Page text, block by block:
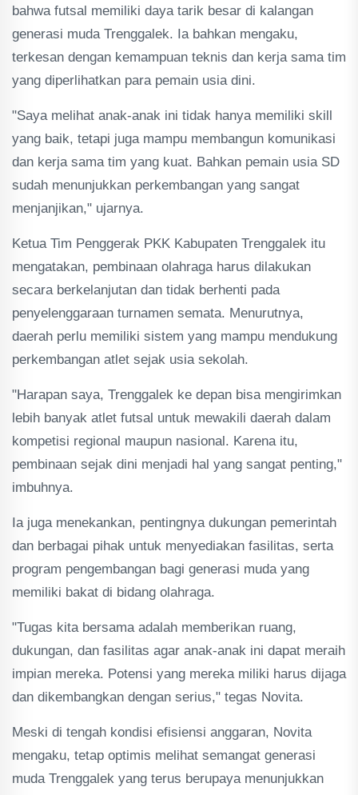
bahwa futsal memiliki daya tarik besar di kalangan
generasi muda Trenggalek. Ia bahkan mengaku,
terkesan dengan kemampuan teknis dan kerja sama tim
yang diperlihatkan para pemain usia dini.
"Saya melihat anak-anak ini tidak hanya memiliki skill
yang baik, tetapi juga mampu membangun komunikasi
dan kerja sama tim yang kuat. Bahkan pemain usia SD
sudah menunjukkan perkembangan yang sangat
menjanjikan," ujarnya.
Ketua Tim Penggerak PKK Kabupaten Trenggalek itu
mengatakan, pembinaan olahraga harus dilakukan
secara berkelanjutan dan tidak berhenti pada
penyelenggaraan turnamen semata. Menurutnya,
daerah perlu memiliki sistem yang mampu mendukung
perkembangan atlet sejak usia sekolah.
"Harapan saya, Trenggalek ke depan bisa mengirimkan
lebih banyak atlet futsal untuk mewakili daerah dalam
kompetisi regional maupun nasional. Karena itu,
pembinaan sejak dini menjadi hal yang sangat penting,"
imbuhnya.
Ia juga menekankan, pentingnya dukungan pemerintah
dan berbagai pihak untuk menyediakan fasilitas, serta
program pengembangan bagi generasi muda yang
memiliki bakat di bidang olahraga.
"Tugas kita bersama adalah memberikan ruang,
dukungan, dan fasilitas agar anak-anak ini dapat meraih
impian mereka. Potensi yang mereka miliki harus dijaga
dan dikembangkan dengan serius," tegas Novita.
Meski di tengah kondisi efisiensi anggaran, Novita
mengaku, tetap optimis melihat semangat generasi
muda Trenggalek yang terus berupaya menunjukkan